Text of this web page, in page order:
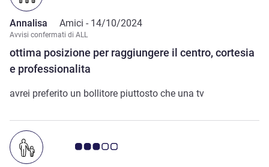
ottima posizione per raggiungere il centro, cortesia
e professionalita
Annalisa Amici - 14/10/2024
Avvisi confermati di ALL
avrei preferito un bollitore piuttosto che una tv
Giudizio clienti 3.0/5